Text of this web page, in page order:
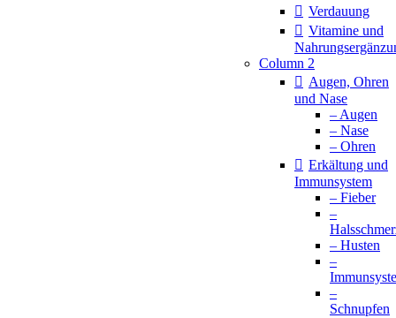
Verdauung
Vitamine und
Column 2
Augen, Ohren
und Nase
– Augen
– Nase
– Ohren
Erkältung und
Immunsystem
– Fieber
–
– Husten
–
–
Schnupfen